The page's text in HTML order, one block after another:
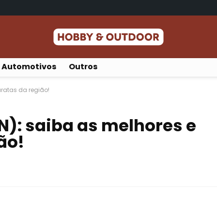
Automotivos Outros
da região!
saiba as melhores e